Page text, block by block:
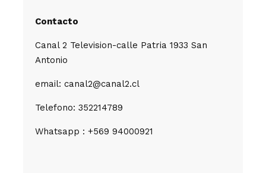
Contacto
Canal 2 Television-calle Patria 1933 San
Antonio
email: canal2@canal2.cl
Telefono: 352214789
Whatsapp : +569 94000921